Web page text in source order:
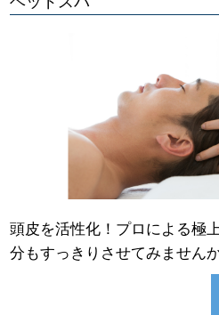
頭皮を活性化！プロによる極
分もすっきりさせてみません